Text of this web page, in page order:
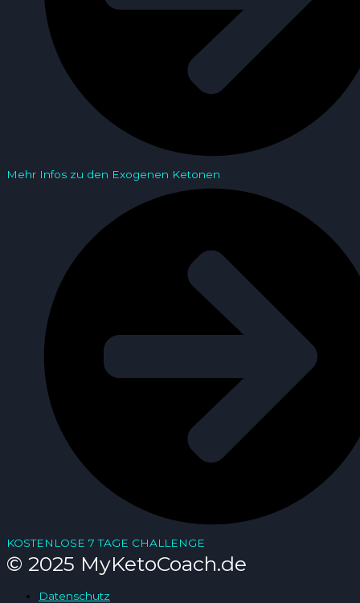
Mehr Infos zu den Exogenen Ketonen
KOSTENLOSE 7 TAGE CHALLENGE
© 2025 MyKetoCoach.de
Datenschutz